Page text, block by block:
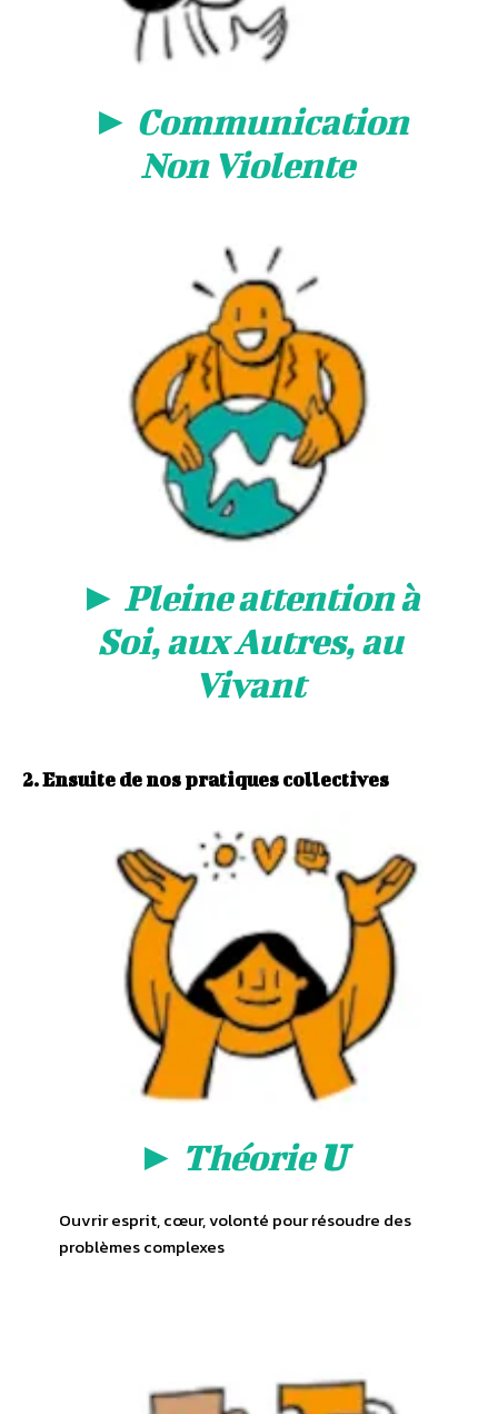
► Communication
Non Violente
► Pleine attention à
Soi, aux Autres, au
Vivant
2. Ensuite de nos pratiques collectives
► ThéorieU
Ouvrir esprit, cœur, volonté pour résoudre des
problèmes complexes